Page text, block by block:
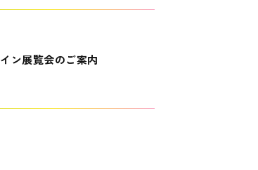
ン展覧会のご案内